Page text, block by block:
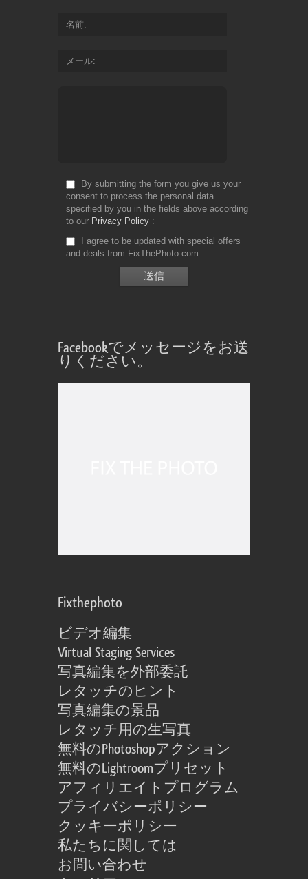
名前
メール
By submitting the form you give us your
consent to process the personal data
specified by you in the fields above according
to our Privacy Policy
I agree to be updated with special offers
and deals from FixThePhoto.com
Facebookでメッセージをお送
りください。
Fixthephoto
ビデオ編集
Virtual Staging Services
写真編集を外部委託
レタッチのヒント
写真編集の景品
レタッチ用の生写真
無料のPhotoshopアクション
無料のLightroomプリセット
アフィリエイトプログラム
プライバシーポリシー
クッキーポリシー
私たちに関しては
お問い合わせ